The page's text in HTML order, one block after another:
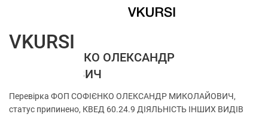
ФОП СОФІЄНКО ОЛЕКСАНДР
МИКОЛАЙОВИЧ
Перевірка ФОП СОФІЄНКО ОЛЕКСАНДР МИКОЛАЙОВИЧ,
статус припинено, КВЕД 60.24.9 ДІЯЛЬНІСТЬ ІНШИХ ВИДІВ
VKURSI